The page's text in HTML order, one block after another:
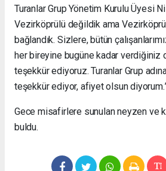
Turanlar Grup Yönetim Kurulu Üyesi
Vezirköprülü değildik ama
bağlandık. Sizlere, bütün
her bireyine bugüne kadar verdiğiniz
teşekkür ediyoruz. Turanlar Grup
teşekkür ediyor, afiyet olsun
Gece misafirlere sunulan neyzen ve
buldu.